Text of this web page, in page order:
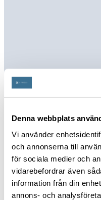
Denna webbplats
Vi använder
och annonserna till
för sociala medier och
vidarebefordrar även
information från din
annons- och